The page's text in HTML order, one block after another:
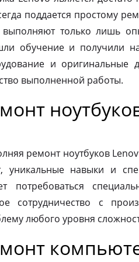
поддается простому
только лишь
обучение и получили
и оригинальные
выполненной работы.
ремонт ноутбуков
уникальные навыки и
потребоваться
сотрудничество с
любого уровня